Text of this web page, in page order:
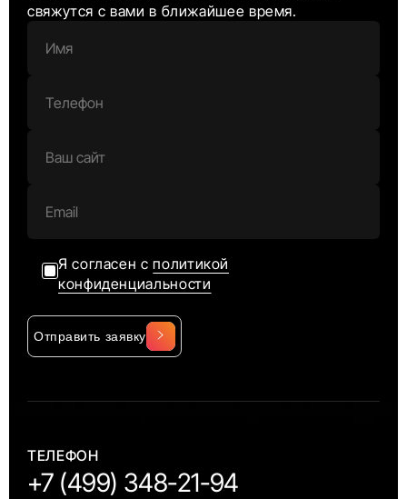
свяжутся с вами в ближайшее время.
Я согласен сполитикой
конфиденциальности
Отправить заявку
ТЕЛЕФОН
+7 (499) 348-21-94